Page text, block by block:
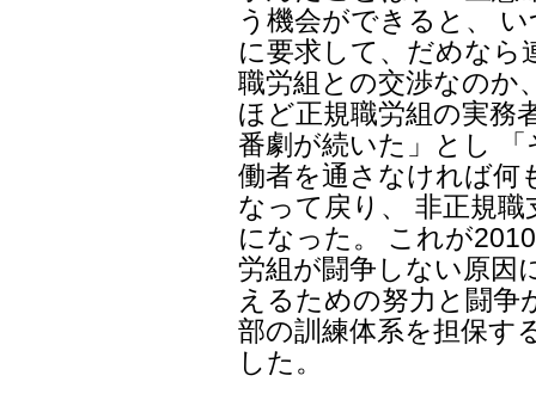
う機会ができると、
に要求して、だめなら
職労組との交渉なのか
ほど正規職労組の実務
番劇が続いた」とし
働者を通さなければ何
なって戻り、 非正規
になった。 これが
労組が闘争しない原因
えるための努力と闘争
部の訓練体系を担保す
した。